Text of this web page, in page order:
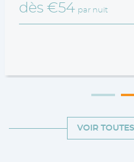
dès €54 par nuit
VOIR